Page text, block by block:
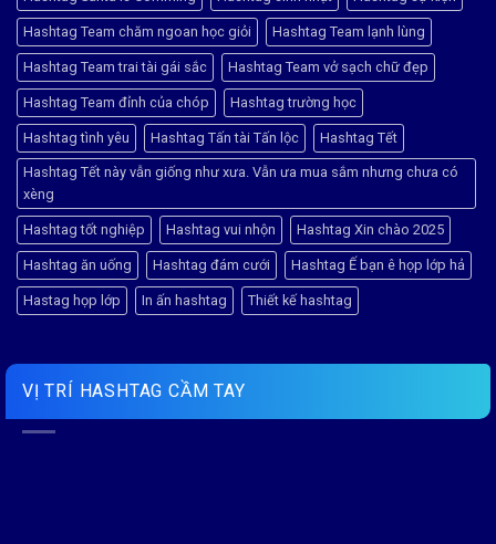
Hashtag Team chăm ngoan học giỏi Hashtag Team lạnh lùng
Hashtag Team trai tài gái sắc Hashtag Team vở sạch chữ đẹp
Hashtag Team đỉnh của chóp Hashtag trường học
Hashtag tình yêu Hashtag Tấn tài Tấn lộc Hashtag Tết
Hashtag Tết này vẫn giống như xưa. Vẫn ưa mua sắm nhưng chưa có
xèng
Hashtag tốt nghiệp Hashtag vui nhộn Hashtag Xin chào 2025
Hashtag ăn uống Hashtag đám cưới Hashtag Ế bạn ê họp lớp hả
Hastag họp lớp In ấn hashtag Thiết kế hashtag
VỊ TRÍ HASHTAG CẦM TAY